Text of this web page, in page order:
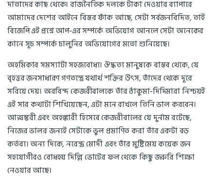
দাতাদের কাছ থেকে। রাজনৈতিক দলকে টাকা দেওয়ার ব্যাপারে
আমাদের দেশের আইনে বিস্তর ফাঁক আছে, সেটা সর্বজনবিদিত, তাই
বিজেপি এই প্রশ্নে আপ-এর সম্পর্কে অভিযোগ আনলে সেটা অনেকের
কানে সূচ সম্পর্কে চালুনির অভিযোগের মতো শুনিয়েছে।
অহমিকার সমস্যাটা সহজবোধ্য। ঔদ্ধত্য মানুষকে বাস্তব থেকে, যে
বৃহত্তর জনসাধারণ গণতন্ত্রে যথার্থ শক্তির উৎস, তাঁদের থেকে দূরে
সরিয়ে দেয়। অরবিন্দ কেজরীবালকে তাঁর ঠাকুমা-দিদিমারা নিশ্চয়ই
এই সার কথাটা শিখিয়েছেন, এটা মনে রাখলে তিনি ভাল করবেন।
আত্মম্ভরী এবং অহঙ্কারী হিসেবে কেজরীবালের যে দুর্নাম রটেছে,
নিজের ভালর জন্যই সেটাকে ভুল প্রমাণিত করা তাঁর একটা বড়
কর্তব্য। অন্য দিকে, নরেন্দ্র মোদী এবং তাঁর মুষ্টিমেয় কয়েক জন
সহযোগীরও বোধহয় দিল্লি ভোটের ফল থেকে কিছু জরুরি শিক্ষা
নেওয়ার আছে।